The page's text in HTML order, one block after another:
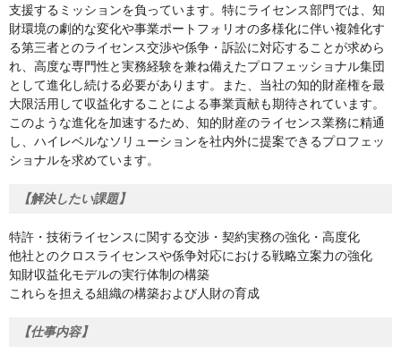
支援するミッションを負っています。特にライセンス部門では、知
財環境の劇的な変化や事業ポートフォリオの多様化に伴い複雑化す
る第三者とのライセンス交渉や係争・訴訟に対応することが求めら
れ、高度な専門性と実務経験を兼ね備えたプロフェッショナル集団
として進化し続ける必要があります。また、当社の知的財産権を最
大限活用して収益化することによる事業貢献も期待されています。
このような進化を加速するため、知的財産のライセンス業務に精通
し、ハイレベルなソリューションを社内外に提案できるプロフェッ
ショナルを求めています。
【解決したい課題】
特許・技術ライセンスに関する交渉・契約実務の強化・高度化
他社とのクロスライセンスや係争対応における戦略立案力の強化
知財収益化モデルの実行体制の構築
これらを担える組織の構築および人財の育成
【仕事内容】